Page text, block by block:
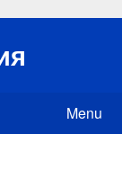
Menu